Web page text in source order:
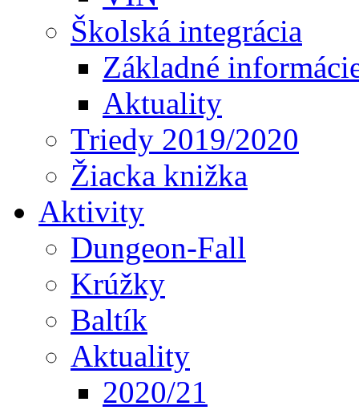
Školská integrácia
Základné
Aktuality
Triedy 2019/2020
Žiacka knižka
Aktivity
Dungeon-Fall
Krúžky
Baltík
Aktuality
2020/21